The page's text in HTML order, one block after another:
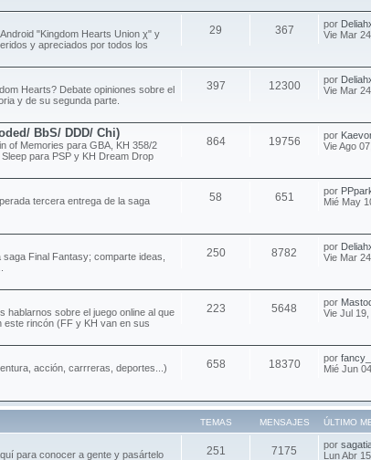
"Kingdom Hearts Union χ" y
y apreciados por todos los
29 367 por
Vie Mar
Hearts? Debate opiniones sobre el
y de su segunda parte.
397 12300 por
Vie Mar
BbS/ DDD/ Chi)
of Memories para GBA, KH 358/2
para PSP y KH Dream Drop
864 19756 por
Vie Ago
tercera entrega de la saga
58 651 por
Mié May
Final Fantasy; comparte ideas,
250 8782 por
Vie Mar
hablarnos sobre el juego online al que
este rincón (FF y KH van en sus
223 5648 por
Vie Jul
acción, carrreras, deportes...)
658 18370 por
Mié Jun
TEMAS MENSAJES ÚLTIMO
para conocer a gente y pasártelo
251 7175 por
Lun Abr